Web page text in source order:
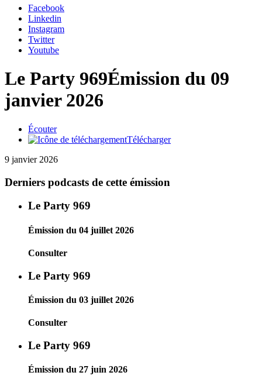
Facebook
Linkedin
Instagram
Twitter
Youtube
Le Party 969Émission du 09
janvier 2026
Écouter
Télécharger
9 janvier 2026
Derniers podcasts de cette émission
Le Party 969
Émission du 04 juillet 2026
Consulter
Le Party 969
Émission du 03 juillet 2026
Consulter
Le Party 969
Émission du 27 juin 2026